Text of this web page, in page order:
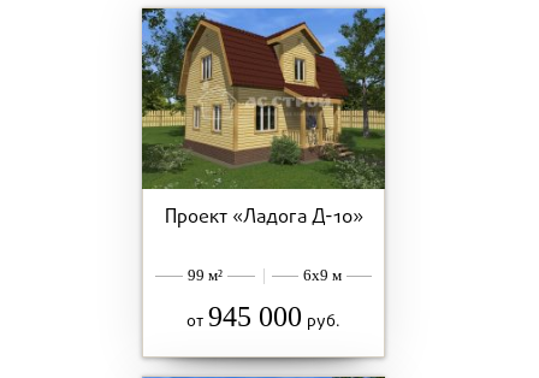
Проект «Ладога Д-10»
99 м² 6x9 м
от945 000 руб.